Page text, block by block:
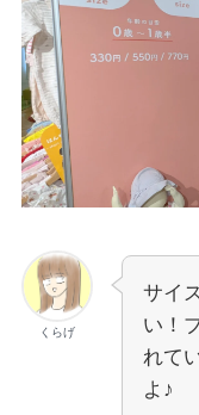
くらげ
サイ
い！
れて
よ♪